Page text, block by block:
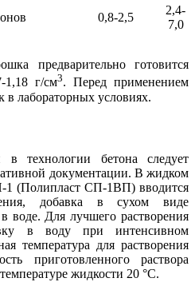
0,8-2,5
2,4-
7,0
предварительно готовится
1,18 г/см3. Перед применением
в лабораторных условиях.
технологии бетона следует
документации. В жидком
1 (Полипласт СП-1ВП) вводится
добавка в сухом виде
воде. Для лучшего растворения
в воду при интенсивном
температура для растворения
приготовленного раствора
жидкости 20 °С.